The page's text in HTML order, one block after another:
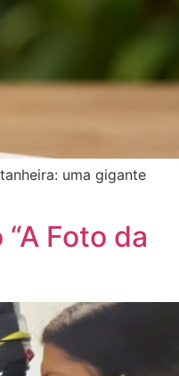
uma gigante
Foto da